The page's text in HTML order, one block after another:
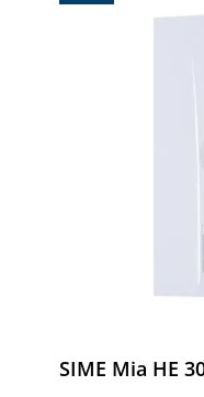
SIME Mia HE